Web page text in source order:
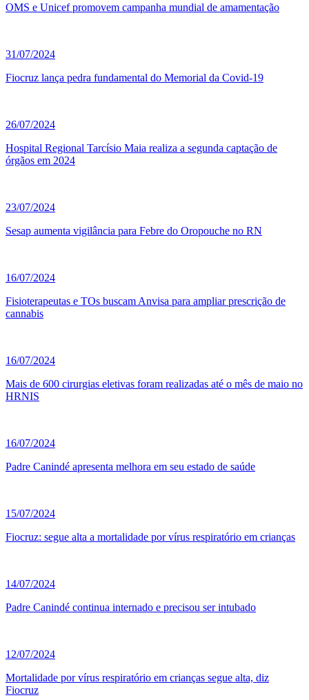
OMS e Unicef promovem campanha mundial de amamentação
31/07/2024
Fiocruz lança pedra fundamental do Memorial da Covid-19
26/07/2024
Hospital Regional Tarcísio Maia realiza a segunda captação de
órgãos em 2024
23/07/2024
Sesap aumenta vigilância para Febre do Oropouche no RN
16/07/2024
Fisioterapeutas e TOs buscam Anvisa para ampliar prescrição de
cannabis
16/07/2024
Mais de 600 cirurgias eletivas foram realizadas até o mês de maio no
HRNIS
16/07/2024
Padre Canindé apresenta melhora em seu estado de saúde
15/07/2024
Fiocruz: segue alta a mortalidade por vírus respiratório em crianças
14/07/2024
Padre Canindé continua internado e precisou ser intubado
12/07/2024
Mortalidade por vírus respiratório em crianças segue alta, diz
Fiocruz